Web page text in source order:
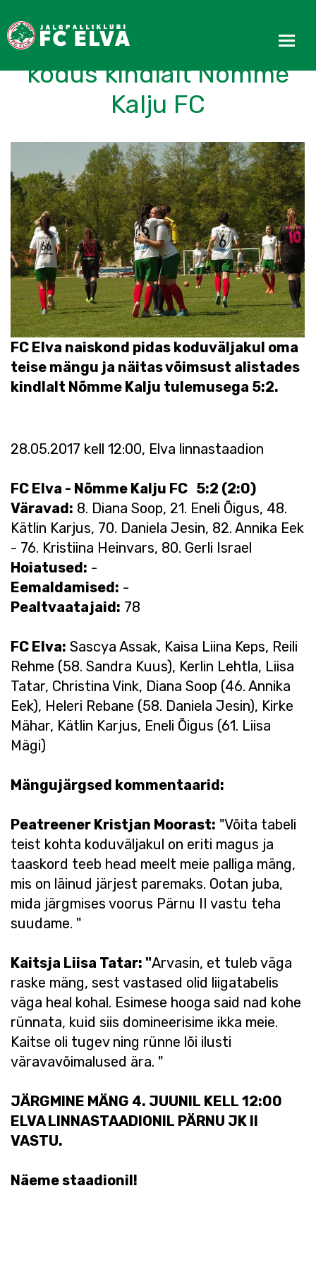
FC Elva naiskond alistas
kodus kindlalt Nõmme
Kalju FC
FC Elva naiskond pidas koduväljakul oma
teise mängu ja näitas võimsust alistades
kindlalt Nõmme Kalju tulemusega 5:2.
28.05.2017 kell 12:00, Elva linnastaadion
FC Elva - Nõmme Kalju FC 5:2 (2:0)
Väravad: 8. Diana Soop, 21. Eneli Õigus, 48.
Kätlin Karjus, 70. Daniela Jesin, 82. Annika Eek
- 76. Kristiina Heinvars, 80. Gerli Israel
Hoiatused: -
Eemaldamised: -
Pealtvaatajaid: 78
FC Elva: Sascya Assak, Kaisa Liina Keps, Reili
Rehme (58. Sandra Kuus), Kerlin Lehtla, Liisa
Tatar, Christina Vink, Diana Soop (46. Annika
Eek), Heleri Rebane (58. Daniela Jesin), Kirke
Mähar, Kätlin Karjus, Eneli Õigus (61. Liisa
Mägi)
Mängujärgsed kommentaarid:
Peatreener Kristjan Moorast: "Võita tabeli
teist kohta koduväljakul on eriti magus ja
taaskord teeb head meelt meie palliga mäng,
mis on läinud järjest paremaks. Ootan juba,
mida järgmises voorus Pärnu II vastu teha
suudame. "
Kaitsja Liisa Tatar: "Arvasin, et tuleb väga
raske mäng, sest vastased olid liigatabelis
väga heal kohal. Esimese hooga said nad kohe
rünnata, kuid siis domineerisime ikka meie.
Kaitse oli tugev ning rünne lõi ilusti
väravavõimalused ära. "
JÄRGMINE MÄNG 4. JUUNIL KELL 12:00
ELVA LINNASTAADIONIL PÄRNU JK II
VASTU.
Näeme staadionil!